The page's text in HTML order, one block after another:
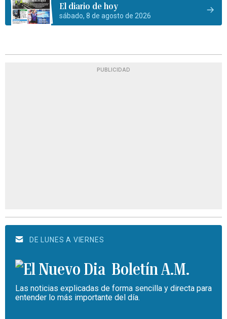
El diario de hoy
sábado, 8 de agosto de 2026
PUBLICIDAD
DE LUNES A VIERNES
Boletín A.M.
Las noticias explicadas de forma sencilla y directa para
entender lo más importante del día.